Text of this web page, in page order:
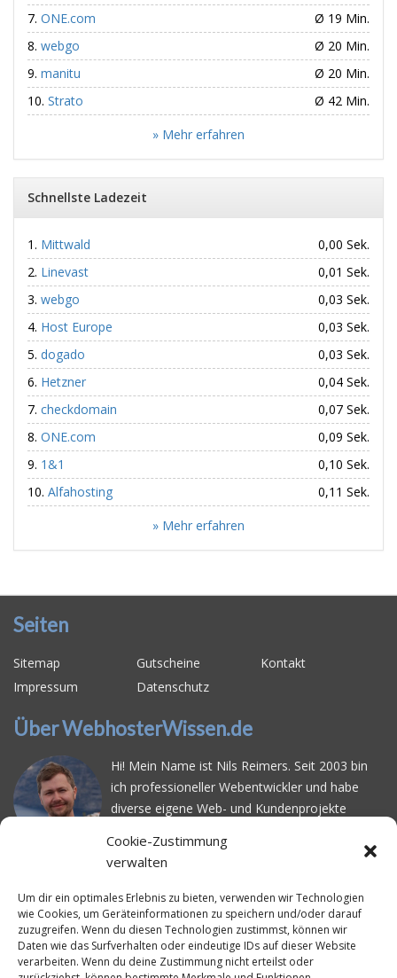
Cookie-Zustimmung
verwalten
Um dir ein optimales Erlebnis zu bieten, verwenden wir Technologien
wie Cookies, um Geräteinformationen zu speichern und/oder darauf
zuzugreifen. Wenn du diesen Technologien zustimmst, können wir
Daten wie das Surfverhalten oder eindeutige IDs auf dieser Website
verarbeiten. Wenn du deine Zustimmung nicht erteilst oder
ONE.com
Ø 19 Min.
webgo
Ø 20 Min.
manitu
Ø 20 Min.
Strato
Ø 42 Min.
» Mehr erfahren
Schnellste Ladezeit
Mittwald
0,00 Sek.
Linevast
0,01 Sek.
webgo
0,03 Sek.
Host Europe
0,03 Sek.
dogado
0,03 Sek.
Hetzner
0,04 Sek.
checkdomain
0,07 Sek.
ONE.com
0,09 Sek.
1&1
0,10 Sek.
Alfahosting
0,11 Sek.
» Mehr erfahren
Seiten
Sitemap Gutscheine
Kontakt
Impressum
Datenschutz
Über WebhosterWissen.de
Hi! Mein Name ist Nils Reimers. Seit 2003 bin
ich professioneller Webentwickler und habe
diverse eigene Web- und Kundenprojekte
schwierig ist gutes Webhosting zu finden: Bei
vielen Anbietern ärgert man sich über
Serverausfälleoder überlangsame
Ladezeiten. Deswegen habe ich im Mai 2016
angefangen, die bekanntesten Webhoster
systematisch zu testen und deren